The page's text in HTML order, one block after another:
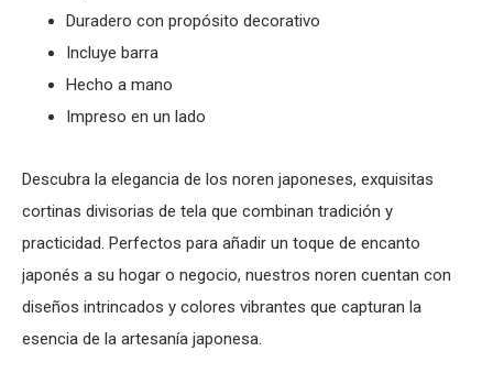
Duradero con propósito decorativo
Incluye barra
Hecho a mano
Impreso en un lado
Descubra la elegancia de los noren japoneses, exquisitas
cortinas divisorias de tela que combinan tradición y
practicidad. Perfectos para añadir un toque de encanto
japonés a su hogar o negocio, nuestros noren cuentan con
diseños intrincados y colores vibrantes que capturan la
esencia de la artesanía japonesa.